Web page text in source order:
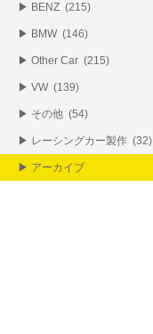
▶ BENZ (215)
▶ BMW (146)
▶ Other Car (215)
▶ VW (139)
▶ その他 (54)
▶ レーシングカー製作 (32)
▶ アーカイブ